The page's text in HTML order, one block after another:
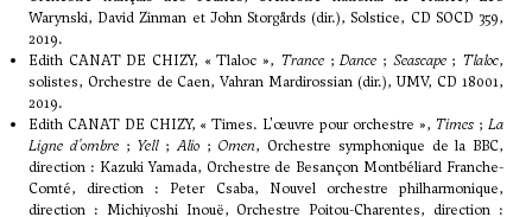
Warynski, David Zinman et John Storgårds (dir.), Solstice, CD SOCD 359,
2019.
Edith CANAT DE CHIZY, « Tlaloc », Trance;Dance ; Seascape; Tlaloc,
solistes, Orchestre de Caen, Vahran Mardirossian (dir.), UMV, CD 18001,
2019.
Edith CANAT DE CHIZY, « Times. L'œuvre pour orchestre », Times ;La
Ligne d'ombre; Yell;Alio; Omen, Orchestre symphonique de la BBC,
direction : Kazuki Yamada, Orchestre de Besançon Montbéliard Franche-
Comté, direction : Peter Csaba, Nouvel orchestre philharmonique,
direction : Michiyoshi Inouë, Orchestre Poitou-Charentes, direction :